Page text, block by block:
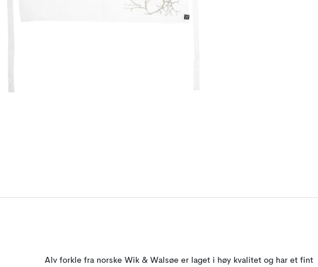
Alv forkle fra norske Wik & Walsøe er laget i høy kvalitet og har et fint